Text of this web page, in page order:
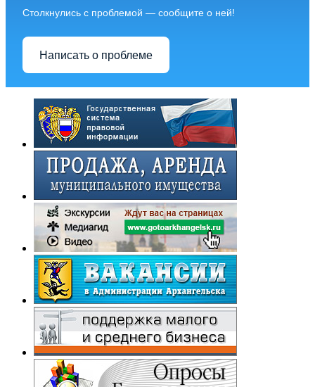
Столкнулись с проблемой — сообщите о ней!
Написать о проблеме